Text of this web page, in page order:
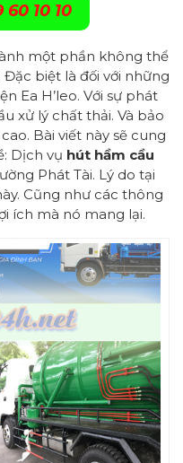
10 10
một phần không thể
biệt là đối với những
Ea H’leo. Với sự phát
xử lý chất thải. Và bảo
Bài viết này sẽ cung
Dịch vụ hút hầm cầu
Phát Tài. Lý do tại
Cũng như các thông
ích mà nó mang lại.